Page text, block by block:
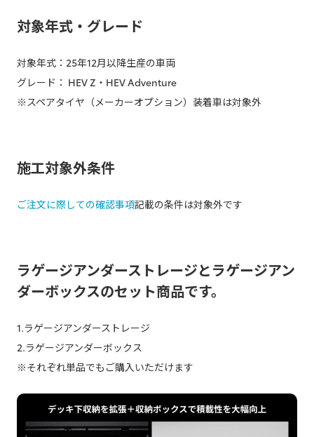
対象年式・グレード
対象年式：25年12月以降生産の車両
グレード： HEV Z・HEV Adventure
※スペアタイヤ（メーカーオプション）装着車は対象外
施工対象外条件
ご注文に際しての確認事項記載の条件は対象外です
ラゲージアンダーストレージとラゲージアン
ダーボックスのセット商品です。
1.ラゲージアンダーストレージ
2.ラゲージアンダーボックス
※それぞれ単品でもご購入いただけます